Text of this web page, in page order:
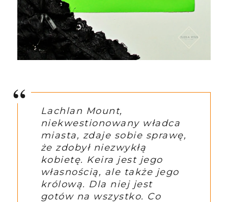
Lachlan Mount,
niekwestionowany władca
miasta, zdaje sobie sprawę,
że zdobył niezwykłą
kobietę. Keira jest jego
własnością, ale także jego
królową. Dla niej jest
gotów na wszystko. Co